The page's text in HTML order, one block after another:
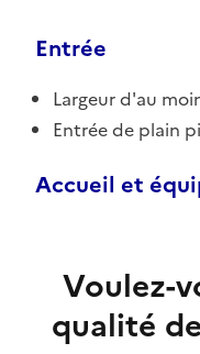
Entrée
Largeur d'au
Entrée de plain
Accueil et
Voulez-
qualité